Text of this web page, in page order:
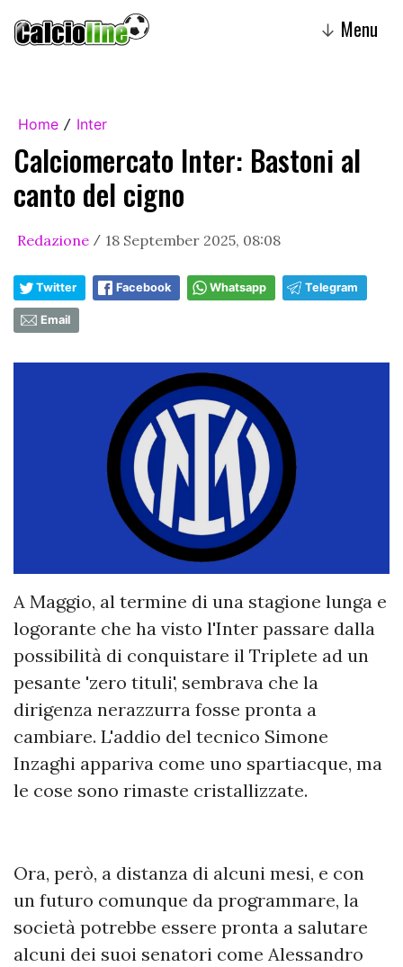
↓ Menu
Home / Inter
Calciomercato Inter: Bastoni al
canto del cigno
Redazione / 18 September 2025, 08:08
Twitter Facebook Whatsapp Telegram
Email
A Maggio, al termine di una stagione lunga e
logorante che ha visto l'Inter passare dalla
possibilità di conquistare il Triplete ad un
pesante 'zero tituli', sembrava che la
dirigenza nerazzurra fosse pronta a
cambiare. L'addio del tecnico Simone
Inzaghi appariva come uno spartiacque, ma
le cose sono rimaste cristallizzate.
Ora, però, a distanza di alcuni mesi, e con
un futuro comunque da programmare, la
società potrebbe essere pronta a salutare
alcuni dei suoi senatori come Alessandro